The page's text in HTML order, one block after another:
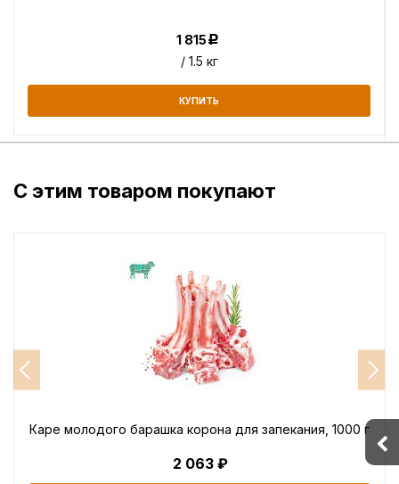
1 815Р
/ 1.5 кг
КУПИТЬ
С этим товаром покупают
Каре молодого барашка корона для запекания, 1000 г
2 063